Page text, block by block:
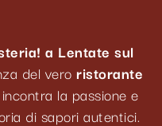
a Lentate sul
del vero ristorante
la passione e
di sapori autentici.